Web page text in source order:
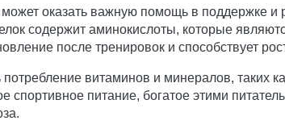
может оказать важную помощь в
содержит аминокислоты, которые
после тренировок и способствует
витаминов и минералов, таких
спортивное питание, богатое этими